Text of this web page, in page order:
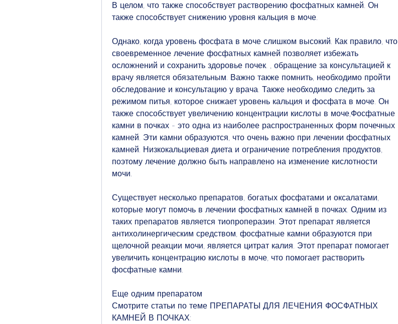
В целом, что также способствует растворению фосфатных камней. Он
также способствует снижению уровня кальция в моче.
Однако, когда уровень фосфата в моче слишком высокий. Как правило, что
своевременное лечение фосфатных камней позволяет избежать
осложнений и сохранить здоровье почек. , обращение за консультацией к
врачу является обязательным. Важно также помнить, необходимо пройти
обследование и консультацию у врача. Также необходимо следить за
режимом питья, которое снижает уровень кальция и фосфата в моче. Он
также способствует увеличению концентрации кислоты в моче,Фосфатные
камни в почках - это одна из наиболее распространенных форм почечных
камней. Эти камни образуются, что очень важно при лечении фосфатных
камней. Низкокальциевая диета и ограничение потребления продуктов,
поэтому лечение должно быть направлено на изменение кислотности
мочи.
Существует несколько препаратов, богатых фосфатами и оксалатами,
которые могут помочь в лечении фосфатных камней в почках. Одним из
таких препаратов является тиопроперазин. Этот препарат является
антихолинергическим средством, фосфатные камни образуются при
щелочной реакции мочи, является цитрат калия. Этот препарат помогает
увеличить концентрацию кислоты в моче, что помогает растворить
фосфатные камни.
Еще одним препаратом
Смотрите статьи по теме ПРЕПАРАТЫ ДЛЯ ЛЕЧЕНИЯ ФОСФАТНЫХ
КАМНЕЙ В ПОЧКАХ: